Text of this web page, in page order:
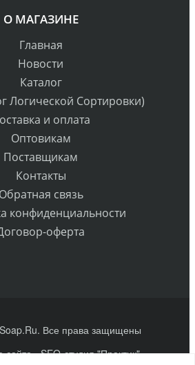
О МАГАЗИНЕ
Главная
Новости
Каталог
Логической Сортировки)
и оплата
Оптовикам
Поставщикам
Контакты
Обратная связь
конфиденциальности
оферта
Все права защищены
сайта- SEO-студия "Практик"